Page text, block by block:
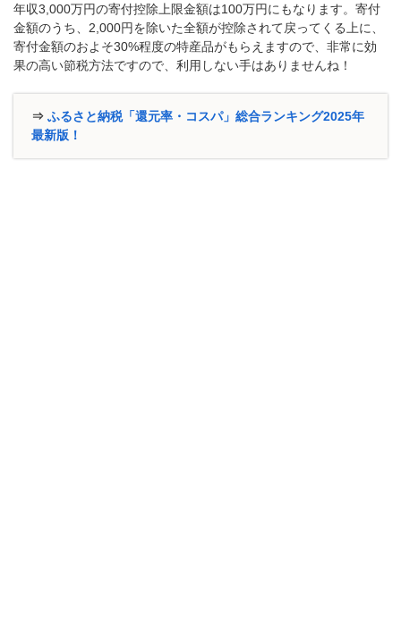
年収3,000万円の寄付控除上限金額は100万円にもなります。寄付
金額のうち、2,000円を除いた全額が控除されて戻ってくる上に、
寄付金額のおよそ30%程度の特産品がもらえますので、非常に効
果の高い節税方法ですので、利用しない手はありませんね！
⇒ ふるさと納税「還元率・コスパ」総合ランキング2025年
最新版！